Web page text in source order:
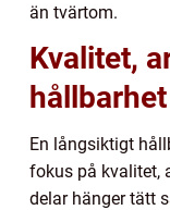
än tvärtom.
Kvalitet,
En långsiktigt
fokus på kvalitet,
delar hänger tätt